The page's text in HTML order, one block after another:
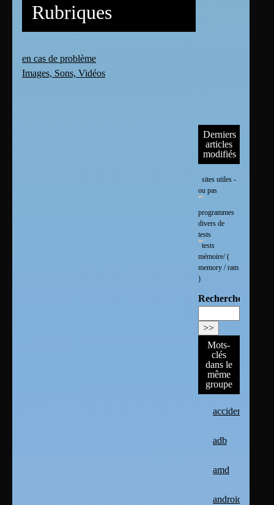
Rubriques
en cas de problème
Images, Sons, Vidéos
Derniers
articles
modifiés
sites utiles -
ou pas
programmes
divers de
tests
tests
mémoire/ (
memory / ram
)
Rechercher :
Mots-
clés
dans le
même
groupe
accident
adb
amd
android